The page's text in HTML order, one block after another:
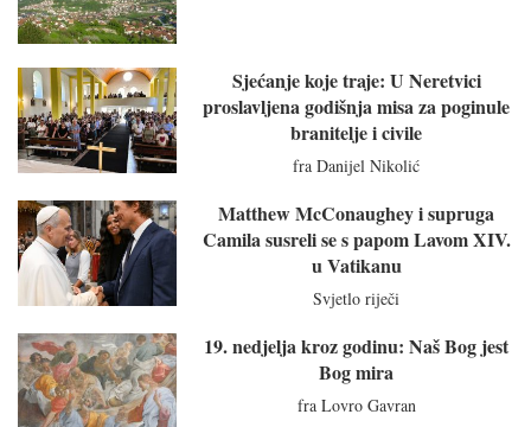
Sjećanje koje traje: U Neretvici
proslavljena godišnja misa za poginule
branitelje i civile
fra Danijel Nikolić
Matthew McConaughey i supruga
Camila susreli se s papom Lavom XIV.
u Vatikanu
Svjetlo riječi
19. nedjelja kroz godinu: Naš Bog jest
Bog mira
fra Lovro Gavran